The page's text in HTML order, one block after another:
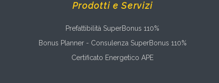
Prodotti e Servizi
Prefattibilità SuperBonus 110%
Bonus Planner - Consulenza SuperBonus 110%
Certificato Energetico APE